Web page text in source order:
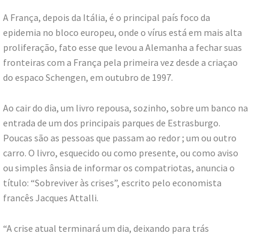
A França, depois da Itália, é o principal país foco da
epidemia no bloco europeu, onde o vírus está em mais alta
proliferação, fato esse que levou a Alemanha a fechar suas
fronteiras com a França pela primeira vez desde a criaçao
do espaco Schengen, em outubro de 1997.
Ao cair do dia, um livro repousa, sozinho, sobre um banco na
entrada de um dos principais parques de Estrasburgo.
Poucas são as pessoas que passam ao redor ; um ou outro
carro. O livro, esquecido ou como presente, ou como aviso
ou simples ânsia de informar os compatriotas, anuncia o
título: “Sobreviver às crises”, escrito pelo economista
francês Jacques Attalli.
“A crise atual terminará um dia, deixando para trás